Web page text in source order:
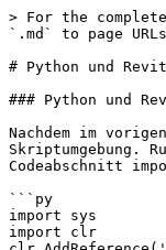
> For the complete documentation index, see [llms.txt](https://primer2.dynamobim.org/llms.txt). Markdown versions of documentation pages are available by appending `.md` to page URLs; this page is available as [Markdown](https://primer2.dynamobim.org/de/8_coding_in_dynamo/8-3_python/2-python-revit.md).

# Python und Revit

### Python und Revit

Nachdem im vorigen Abschnitt die Verwendung von Python-Skripts in Dynamo gezeigt wurde, erhalten Sie hier eine Einführung zur Einbindung von Revit-Bibliotheken in die Skriptumgebung. Rufen Sie sich kurz ins Gedächtnis zurück, dass wir Python Standard und unsere Dynamo-Core-Blöcke mithilfe der ersten vier Zeilen im folgenden Codeabschnitt importiert haben. Um die Blöcke, Elemente und die Dokumentenverwaltung von Revit zu importieren, sind lediglich einige weitere Zeilen erforderlich:

```py
import sys
import clr
clr.AddReference('ProtoGeometry')
from Autodesk.DesignScript.Geometry import *

# Import RevitNodes
clr.AddReference("RevitNodes")
import Revit

# Import Revit elements
from Revit.Elements import